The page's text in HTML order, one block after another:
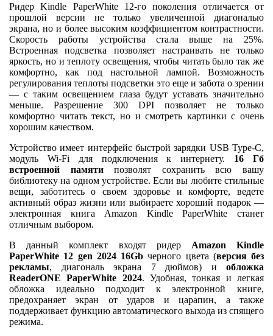
Ридер Kindle PaperWhite 12-го поколения отличается от
прошлой версии не только увеличенной диагональю
экрана, но и более высоким коэффициентом контрастности.
Скорость работы устройства стала выше на 25%.
Встроенная подсветка позволяет настраивать не только
яркость, но и теплоту освещения, чтобы читать было так же
комфортно, как под настольной лампой. Возможность
регулирования теплоты подсветки это еще и забота о зрении
— с таким освещением глаза будут уставать значительно
меньше. Разрешение 300 DPI позволяет не только
комфортно читать текст, но и смотреть картинки с очень
хорошим качеством.
Устройство имеет интерфейс быстрой зарядки USB Type-C,
модуль Wi-Fi для подключения к интернету. 16 Гб
встроенной памятипозволят сохранить всю вашу
библиотеку на одном устройстве. Если вы любите стильные
вещи, заботитесь о своем здоровье и комфорте, ведете
активный образ жизни или выбираете хороший подарок —
электронная книга Amazon Kindle PaperWhite станет
отличным выбором.
В данный комплект входят ридер Amazon Kindle
PaperWhite 12 gen 2024 16Gb черного цвета (версия без
рекламы, диагональ экрана 7 дюймов) и обложка
ReaderONE PaperWhite 2024. Удобная, тонкая и легкая
обложка идеально подходит к электронной книге,
предохраняет экран от ударов и царапин, а также
поддерживает функцию автоматического выхода из спящего
режима.